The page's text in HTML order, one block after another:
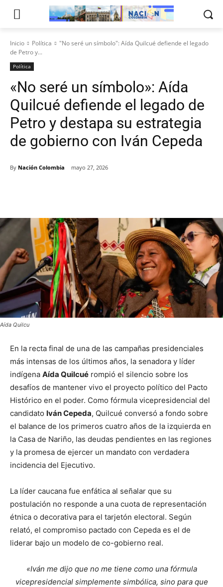
Inicio Política
"No seré un símbolo": Aída Quilcué defiende el legado
de Petro y...
Política
«No seré un símbolo»: Aída
Quilcué defiende el legado de
Petro y destapa su estrategia
de gobierno con Iván Cepeda
By Nación Colombia mayo 27, 2026
Aída Quilcu
En la recta final de una de las campañas presidenciales
más intensas de los últimos años, la senadora y líder
indígena Aída Quilcué rompió el silencio sobre los
desafíos de mantener vivo el proyecto político del Pacto
Histórico en el poder. Como fórmula vicepresidencial del
candidato Iván Cepeda, Quilcué conversó a fondo sobre
el balance de los primeros cuatro años de la izquierda en
la Casa de Nariño, las deudas pendientes en las regiones
y la promesa de ejercer un mandato con verdadera
incidencia del Ejecutivo.
La líder caucana fue enfática al señalar que su
postulación no responde a una cuota de representación
étnica o decorativa para el tarjetón electoral. Según
relató, el compromiso pactado con Cepeda es el de
liderar bajo un modelo de co-gobierno real.
«Iván me dijo que no me tiene como una fórmula
vicepresidencial simplemente simbólica, sino para que